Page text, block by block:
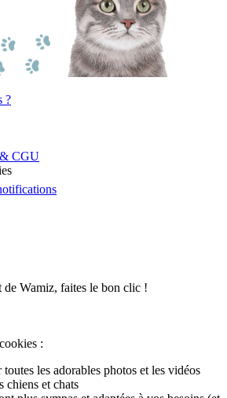
?
CGU
Wamiz, faites le bon clic !
:
les adorables photos et les vidéos
chiens et chats